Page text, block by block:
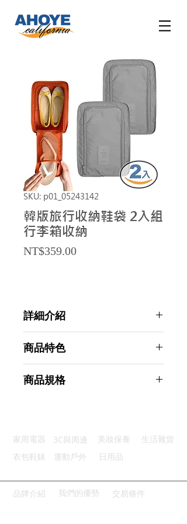
SKU: p01_05243142
韓版旅行收納鞋袋 2入組
行李箱收納
NT$359.00Price
詳細介紹
商品特色
結實網袋：內層網袋不刮傷耐摩擦
商品規格
主要材質：滌綸
商品尺寸：15*8*3cm
產地名稱：中國大陸
代理商：亞桓有限公司
家用電器 3C與周邊 美妝保養
生活雜貨
衣包鞋錶
運動戶外 日用品
品牌介紹 我們的優勢 交易條件